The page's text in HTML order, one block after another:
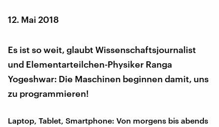
12. Mai 2018
Es ist so weit, glaubt Wissenschaftsjournalist
und Elementarteilchen-Physiker Ranga
Yogeshwar: Die Maschinen beginnen damit, uns
zu programmieren!
Laptop, Tablet, Smartphone: Von morgens bis abends